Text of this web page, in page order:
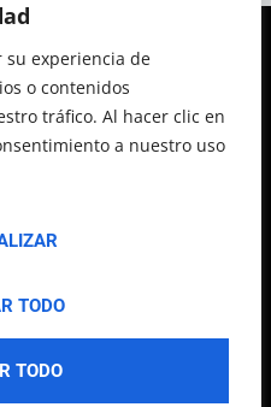
su experiencia de
o contenidos
tráfico. Al hacer clic en
a nuestro uso
TODO
TODO